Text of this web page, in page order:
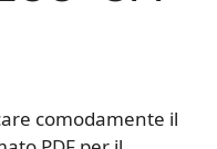
comodamente il